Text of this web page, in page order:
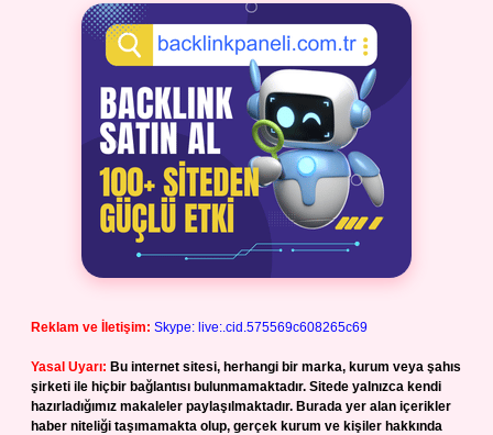
Reklam ve İletişim: Skype: live:.cid.575569c608265c69
Yasal Uyarı: Bu internet sitesi, herhangi bir marka, kurum veya şahıs
şirketi ile hiçbir bağlantısı bulunmamaktadır. Sitede yalnızca kendi
hazırladığımız makaleler paylaşılmaktadır. Burada yer alan içerikler
haber niteliği taşımamakta olup, gerçek kurum ve kişiler hakkında